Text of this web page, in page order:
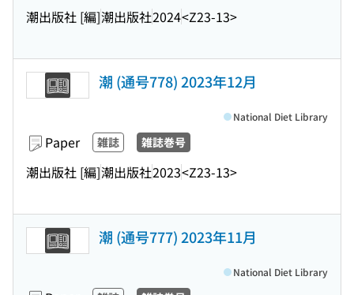
潮出版社 [編]潮出版社2024<Z23-13>
潮 (通号778) 2023年12月
Paper 雑誌 雑誌巻号
潮出版社 [編]潮出版社2023<Z23-13>
National Diet Library
潮 (通号777) 2023年11月
National Diet Library